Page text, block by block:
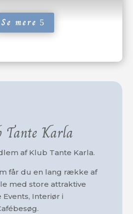
Se mere
Tante Karla
af Klub Tante Karla.
får du en lang række af
med store attraktive
Interiør i